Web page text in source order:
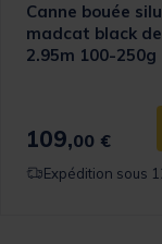
panier
Canne bouée
madcat black
2.95m 100-250g
109,00 €
Expédition sous